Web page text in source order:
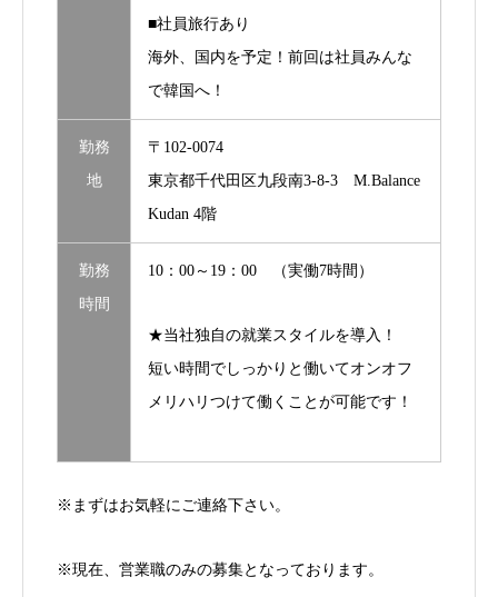
■社員旅行あり
海外、国内を予定！前回は社員みんな
で韓国へ！
勤務
地
〒102-0074
東京都千代田区九段南3-8-3 M.Balance
Kudan 4階
勤務
時間
10：00～19：00 （実働7時間）
★当社独自の就業スタイルを導入！
短い時間でしっかりと働いてオンオフ
メリハリつけて働くことが可能です！
※まずはお気軽にご連絡下さい。
※現在、営業職のみの募集となっております。